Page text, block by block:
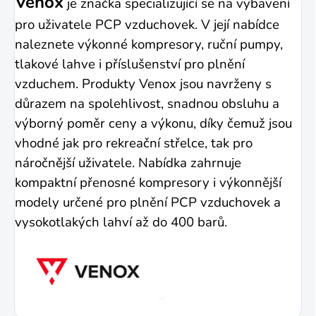
je značka specializující se na vybavení
pro uživatele PCP vzduchovek. V její nabídce
naleznete výkonné kompresory, ruční pumpy,
tlakové lahve i příslušenství pro plnění
vzduchem. Produkty Venox jsou navrženy s
důrazem na spolehlivost, snadnou obsluhu a
výborný poměr ceny a výkonu, díky čemuž jsou
vhodné jak pro rekreační střelce, tak pro
náročnější uživatele. Nabídka zahrnuje
kompaktní přenosné kompresory i výkonnější
modely určené pro plnění PCP vzduchovek a
vysokotlakých lahví až do 400 barů.